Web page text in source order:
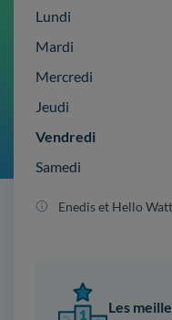
Lundi
Mardi
Mercredi
Jeudi
Vendredi
Samedi
Enedis et Hello
Les